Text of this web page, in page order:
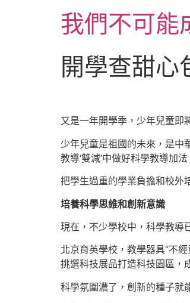
我們不可能
開學查甜心
又是一年開學季，少年兒童即
少年兒童是祖國的未來，是中
教導‘雙減’中做好科學教導加
把學生過重的學業負擔和校外
培養科學思維和創新意識
現在，不少學校中，科學教導
北京育英學校，教學器具“不
挑選科技展品打造科技園區，
科學氛圍濃了，創新的種子就